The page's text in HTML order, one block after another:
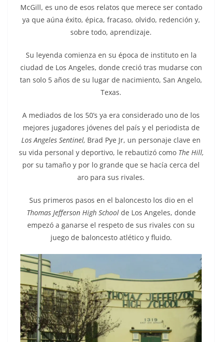
McGill, es uno de esos relatos que merece ser contado
ya que aúna éxito, épica, fracaso, olvido, redención y,
sobre todo, aprendizaje.
Su leyenda comienza en su época de instituto en la
ciudad de Los Angeles, donde creció tras mudarse con
tan solo 5 años de su lugar de nacimiento, San Angelo,
Texas.
A mediados de los 50’s ya era considerado uno de los
mejores jugadores jóvenes del país y el periodista de
Los Angeles Sentinel, Brad Pye Jr, un personaje clave en
su vida personal y deportivo, le rebautizó como The Hill,
por su tamaño y por lo grande que se hacía cerca del
aro para sus rivales.
Sus primeros pasos en el baloncesto los dio en el
Thomas Jefferson High Schoolde Los Angeles, donde
empezó a ganarse el respeto de sus rivales con su
juego de baloncesto atlético y fluido.